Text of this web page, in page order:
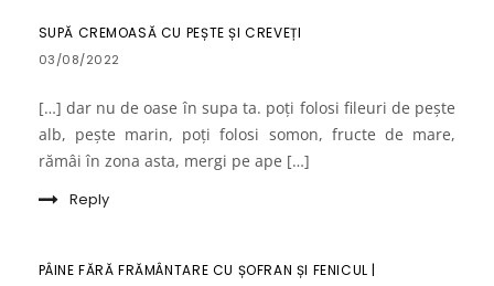
SUPĂ CREMOASĂ CU PEȘTE ȘI CREVEȚI
03/08/2022
[…] dar nu de oase în supa ta. poți folosi fileuri de pește
alb, pește marin, poți folosi somon, fructe de mare,
rămâi în zona asta, mergi pe ape […]
Reply
PÂINE FĂRĂ FRĂMÂNTARE CU ȘOFRAN ȘI FENICUL |